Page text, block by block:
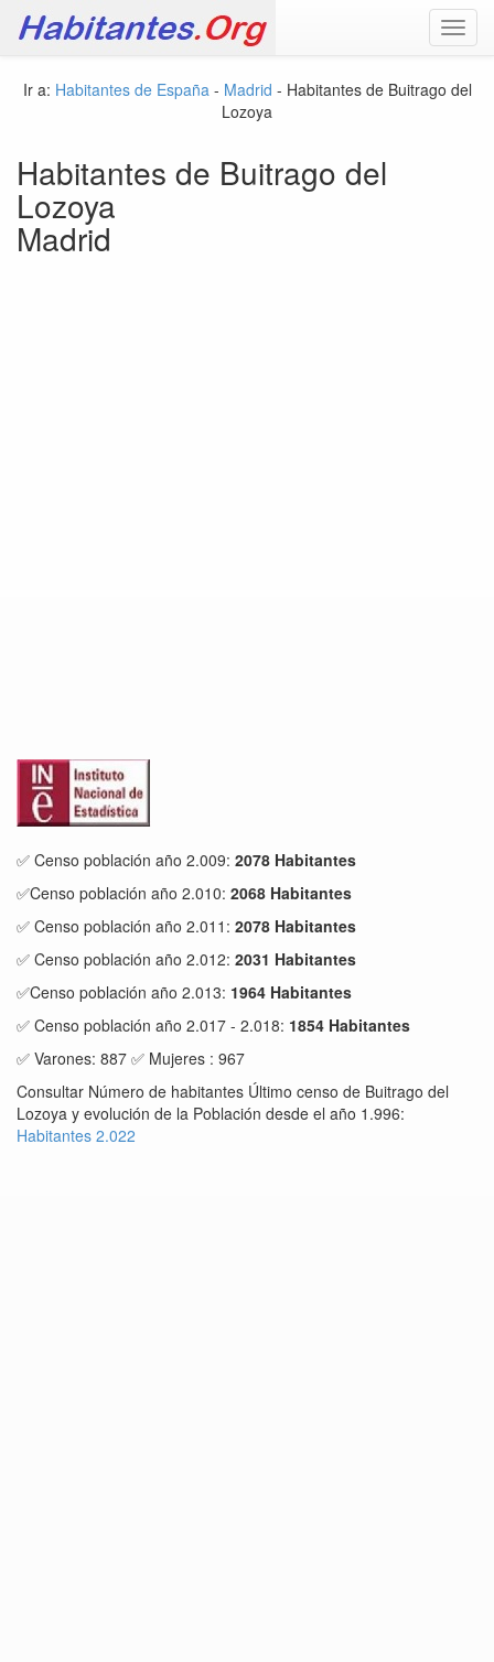
Ir a: Habitantes de España - Madrid - Habitantes de Buitrago del
Lozoya
Habitantes de Buitrago del
Lozoya
Madrid
✅ Censo población año 2.009: 2078 Habitantes
✅Censo población año 2.010: 2068 Habitantes
✅ Censo población año 2.011: 2078 Habitantes
✅ Censo población año 2.012: 2031 Habitantes
✅Censo población año 2.013: 1964 Habitantes
✅ Censo población año 2.017 - 2.018: 1854 Habitantes
✅ Varones: 887 ✅ Mujeres : 967
Consultar Número de habitantes Último censo de Buitrago del
Lozoya y evolución de la Población desde el año 1.996:
Habitantes 2.022